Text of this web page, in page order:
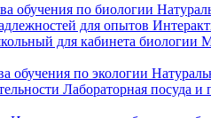
обучения по биологии
для опытов
для кабинета биологии
обучения по экологии
Лабораторная посуда и